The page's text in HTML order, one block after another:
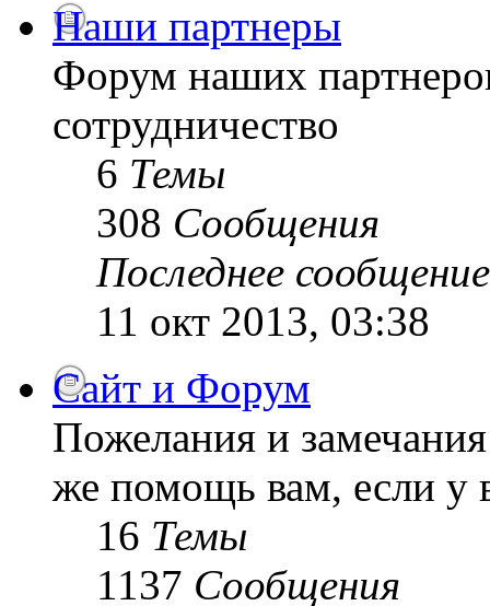
Наши партнеры
Форум наших
сотрудничество
6 Темы
308 Сообщения
Последнее сообщение
11 окт 2013, 03:38
Сайт и Форум
Пожелания и
же помощь вам, если у
16 Темы
1137 Сообщения